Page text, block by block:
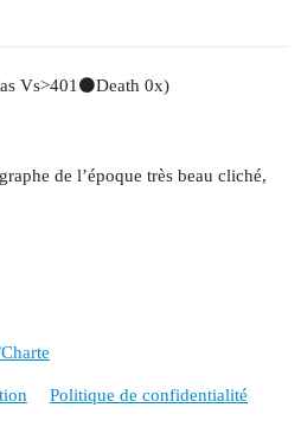
Vs>401⚫Death 0x)
de l’époque très beau cliché,
Politique de confidentialité